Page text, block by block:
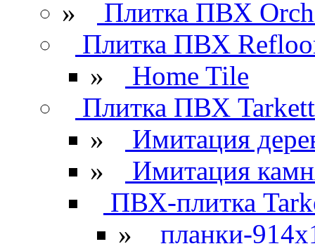
»
Плитка ПВХ
Плитка ПВХ
»
Home Tile
Плитка ПВХ Tarkett
»
Имитация
»
Имитация
ПВХ-плитка
»
планки-